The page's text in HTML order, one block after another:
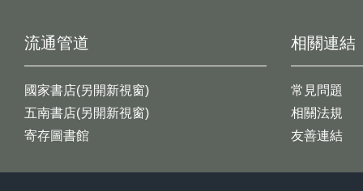
流通管道
國家書店(另開新視窗)
五南書店(另開新視窗)
寄存圖書館
相關連結
常見問題
相關法規
友善連結